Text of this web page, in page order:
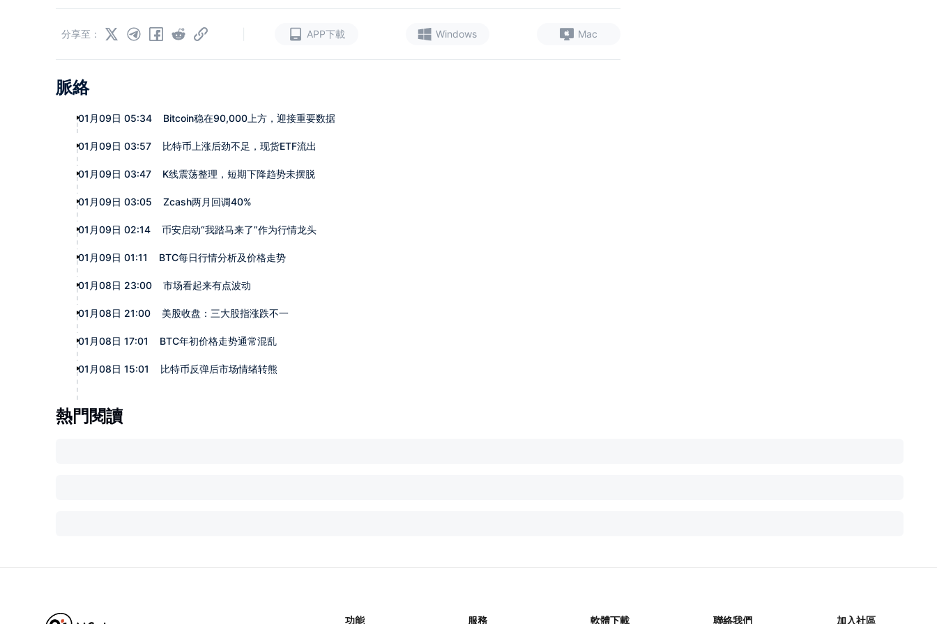
APP下載 Windows Mac
分享至：
脈絡
01月09日 05:34 Bitcoin稳在90,000上方，迎接重要数据
01月09日 03:57 比特币上涨后劲不足，现货ETF流出
01月09日 03:47 K线震荡整理，短期下降趋势未摆脱
01月09日 03:05 Zcash两月回调40%
01月09日 02:14 币安启动“我踏马来了”作为行情龙头
01月09日 01:11 BTC每日行情分析及价格走势
01月08日 23:00 市场看起来有点波动
01月08日 21:00 美股收盘：三大股指涨跌不一
01月08日 17:01 BTC年初价格走势通常混乱
01月08日 15:01 比特币反弹后市场情绪转熊
熱門閱讀
功能 服務 軟體下載 聯絡我們 加入社區